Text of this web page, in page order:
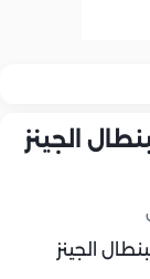
الجينز